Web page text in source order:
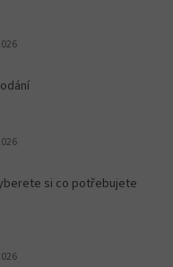
obchodu je 5 z 5 hvězdiček.
obchodu je 5 z 5 hvězdiček.
si co potřebujete
obchodu je 5 z 5 hvězdiček.